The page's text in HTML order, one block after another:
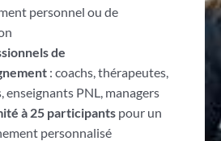
personnel ou de
de
: coachs, thérapeutes,
enseignants PNL, managers
à 25 participantspour un
personnalisé